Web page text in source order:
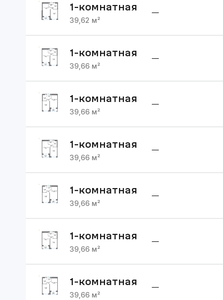
1-комнатная
39,62 м²
—
1-комнатная
39,66 м²
—
1-комнатная
39,66 м²
—
1-комнатная
39,66 м²
—
1-комнатная
39,66 м²
—
1-комнатная
39,66 м²
—
1-комнатная
39,66 м²
—